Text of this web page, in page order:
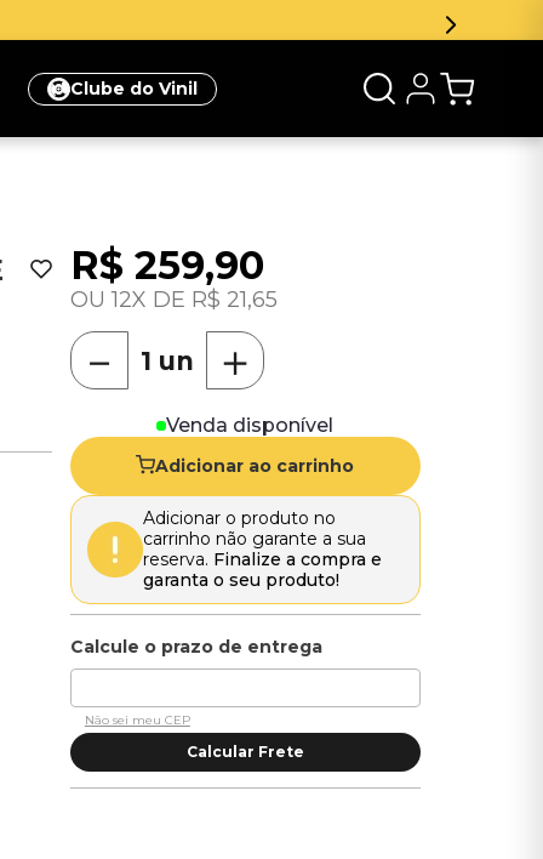
Clube do Vinil
R$ 259,90
12 R$ 21,65
＋
－
Venda disponível
Adicionar ao carrinho
Adicionar o produto no
carrinho não garante a sua
reserva. Finalize a compra e
garanta o seu produto!
Não sei meu CEP